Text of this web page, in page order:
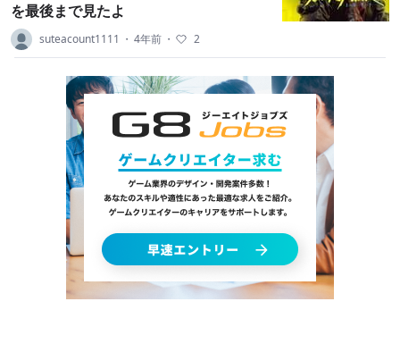
を最後まで見たよ
suteacount1111 ・ 4年前 ・ 2